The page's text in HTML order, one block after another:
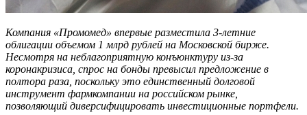
Компания «Промомед» впервые разместила 3-летние
облигации объемом 1 млрд рублей на Московской бирже.
Несмотря на неблагоприятную конъюнктуру из-за
коронакризиса, спрос на бонды превысил предложение в
полтора раза, поскольку это единственный долговой
инструмент фармкомпании на российском рынке,
позволяющий диверсифицировать инвестиционные портфели.